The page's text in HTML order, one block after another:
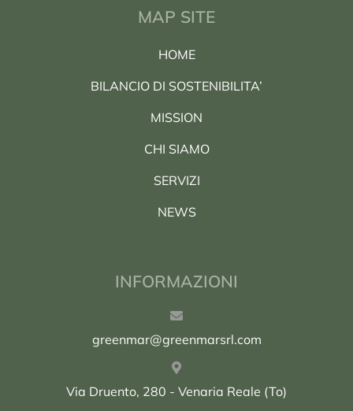
MAP SITE
HOME
BILANCIO DI SOSTENIBILITA’
MISSION
CHI SIAMO
SERVIZI
NEWS
INFORMAZIONI
greenmar@greenmarsrl.com
Via Druento, 280 - Venaria Reale (To)